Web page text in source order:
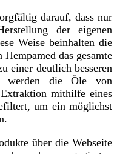
darauf, dass nur
der eigenen
Weise beinhalten die
das gesamte
einer deutlich besseren
werden die Öle von
mithilfe eines
um ein möglichst
über die Webseite